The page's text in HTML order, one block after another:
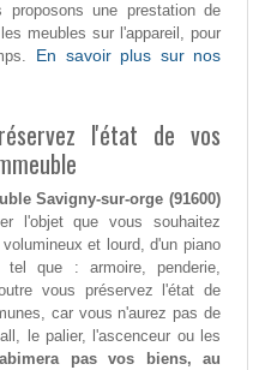
une prestation de
meubles sur l'appareil, pour
En savoir plus sur nos
l'état de vos
Savigny-sur-orge (91600)
l'objet que vous souhaitez
et lourd, d'un piano
tel que : armoire, penderie,
vous préservez l'état de
car vous n'aurez pas de
le palier, l'ascenceur ou les
pas vos biens, au